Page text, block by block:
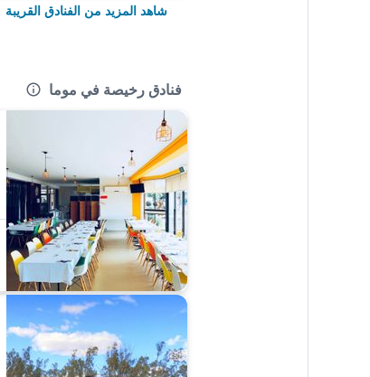
شاهد المزيد من الفنادق القريبة
فنادق رخيصة في موما